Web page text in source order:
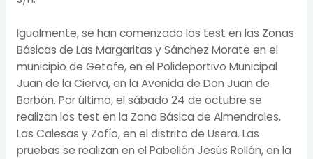
Igualmente, se han comenzado los test en las Zonas
Básicas de Las Margaritas y Sánchez Morate en el
municipio de Getafe, en el Polideportivo Municipal
Juan de la Cierva, en la Avenida de Don Juan de
Borbón. Por último, el sábado 24 de octubre se
realizan los test en la Zona Básica de Almendrales,
Las Calesas y Zofío, en el distrito de Usera. Las
pruebas se realizan en el Pabellón Jesús Rollán, en la